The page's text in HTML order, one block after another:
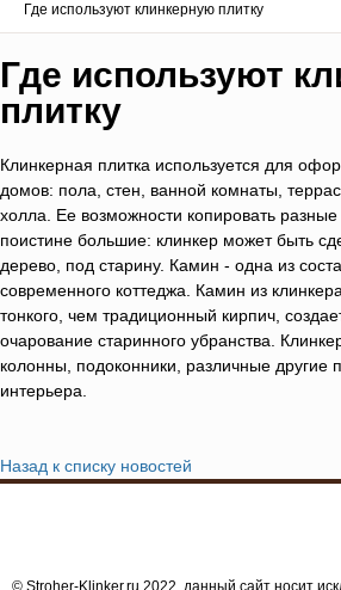
Где используют клинкерную плитку
Где используют
плитку
Клинкерная плитка используется для
домов: пола, стен, ванной комнаты,
холла. Ее возможности копировать
поистине большие: клинкер может быть
дерево, под старину. Камин - одна из
современного коттеджа. Камин из
тонкого, чем традиционный кирпич,
очарование старинного убранства.
колонны, подоконники, различные другие
интерьера.
Назад к списку новостей
© Stroher-Klinker.ru 2022, данный сайт носит